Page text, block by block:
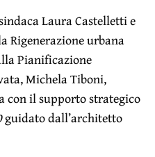
Laura Castelletti e
Rigenerazione urbana
Pianificazione
Michela Tiboni,
con il supporto strategico
guidato dall’architetto